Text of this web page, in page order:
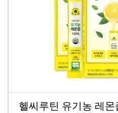
헬씨루틴 유기농 레